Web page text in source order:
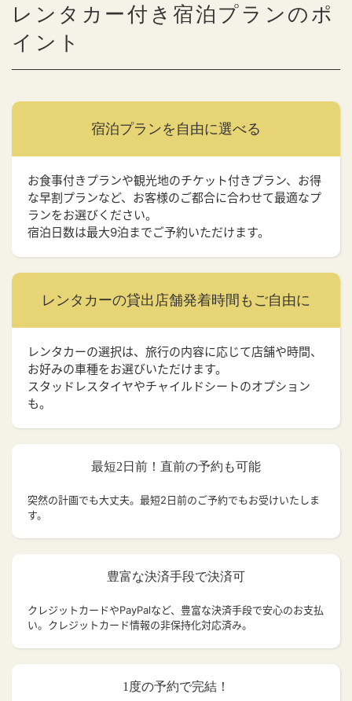
レンタカー付き宿泊プランのポ
イント
宿泊プランを 自由に選べる
お食事付きプランや観光地のチケット付きプラン、お得
な早割プランなど、お客様のご都合に合わせて最適なプ
ランをお選びください。
宿泊日数は最大9泊までご予約いただけます。
レンタカーの貸出店舗発着時間もご自由に
レンタカーの選択は、旅行の内容に応じて店舗や時間、
お好みの車種をお選びいただけます。
スタッドレスタイヤやチャイルドシートのオプション
も。
最短2日前！直前の予約も可能
突然の計画でも大丈夫。 最短2日前のご予約でもお受けいたしま
す。
豊富な決済手段で決済可
クレジットカードやPayPalなど、豊富な決済手段で安心のお支払
い。クレジットカード情報の非保持化対応済み。
1度の予約で完結！